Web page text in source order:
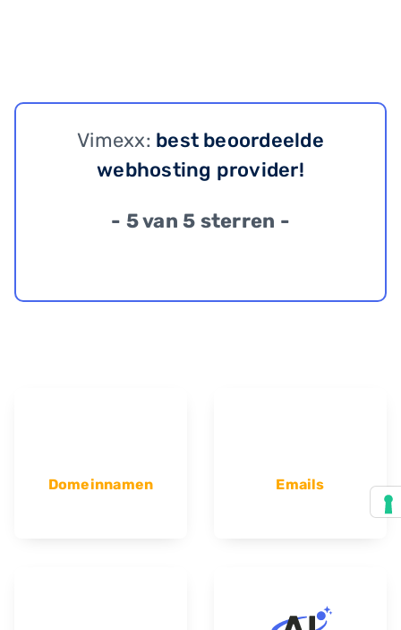
Vimexx: best beoordeelde
webhosting provider!
- 5 van 5 sterren -
Domeinnamen Emails